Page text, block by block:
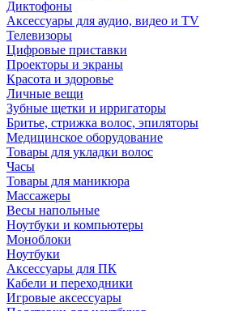
Диктофоны
Аксессуары для аудио, видео и TV
Телевизоры
Цифровые приставки
Проекторы и экраны
Красота и здоровье
Личные вещи
Зубные щетки и ирригаторы
Бритье, стрижка волос, эпиляторы
Медицинское оборудование
Товары для укладки волос
Часы
Товары для маникюра
Массажеры
Весы напольные
Ноутбуки и компьютеры
Моноблоки
Ноутбуки
Аксессуары для ПК
Кабели и переходники
Игровые аксессуары